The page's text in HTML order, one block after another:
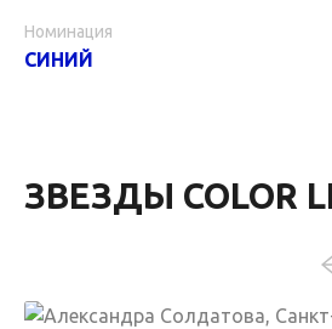
Номинация
СИНИЙ
ЗВЕЗДЫ COLOR